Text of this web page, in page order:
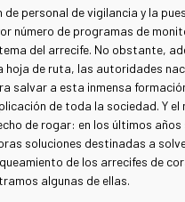
personal de vigilancia y la
número de programas de
del arrecife. No obstante,
hoja de ruta, las autoridades
salvar a esta inmensa
de toda la sociedad. Y el
de rogar: en los últimos años
soluciones destinadas a
de los arrecifes de
algunas de ellas.